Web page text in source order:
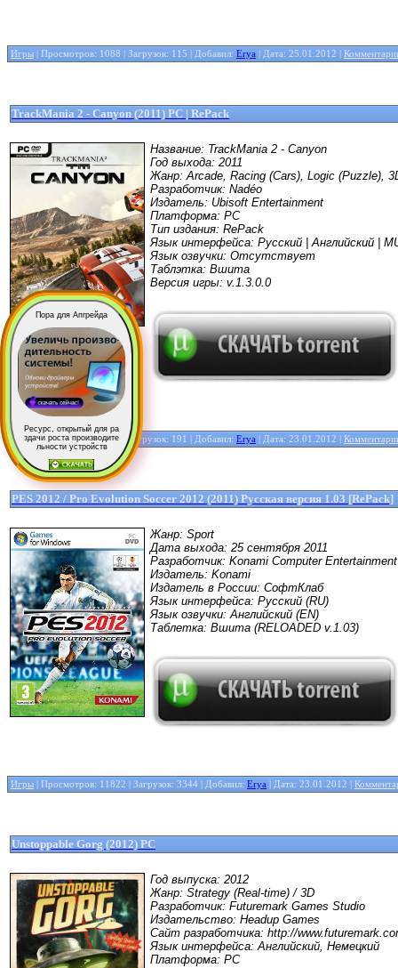
Пора для Апгрейда
Ресурс, открытый для ра
здачи роста производите
льности устройств
Игры | Просмотров: 1088 | Загрузок: 115 | Добавил: Erya | Дата: 25.01.2012
TrackMania 2 - Canyon (2011) РС | RePack
Название: TrackMania 2 - Canyon
Год выхода: 2011
Жанр: Arcade, Racing (Cars), Logic (Puzzle),
Разработчик: Nadéo
Издатель: Ubisoft Entertainment
Платформа: PC
Тип издания: RePack
Язык интерфейса: Русский | Английский |
Язык озвучки: Отсутствует
Таблэтка: Вшита
Версия игры: v.1.3.0.0
Игры| Просмотров: 1636 | Загрузок: 191 | Добавил: Erya | Дата: 23.01.2012
PES 2012 / Pro Evolution Soccer 2012 (2011) Русская версия 1.03 [RePack]
Жанр: Sport
Дата выхода: 25 сентября 2011
Разработчик: Konami Computer
Издатель: Konami
Издатель в России: СофтКлаб
Язык интерфейса: Русский (RU)
Язык озвучки: Английский (EN)
Таблетка: Вшита (RELOADED v.1.03)
Игры | Просмотров: 11822 | Загрузок: 3344 | Добавил: Erya | Дата: 23.01.2012
Unstoppable Gorg (2012) PC
Год выпуска: 2012
Жанр: Strategy (Real-time) / 3D
Разработчик: Futuremark Games Studio
Издательство: Headup Games
Сайт разработчика: http://
Язык интерфейса: Английский, Немецкий
Платформа: PC